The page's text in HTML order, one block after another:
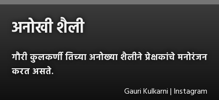
अनोखी शैली
गौरी कुलकर्णी तिच्या अनोख्या शैलीने प्रेक्षकांचे मनोरंजन
करत असते.
Gauri Kulkarni | Instagram